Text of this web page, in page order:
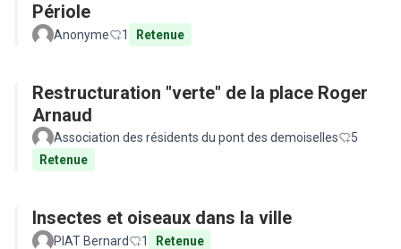
Périole
Anonyme 1 Retenue
Restructuration "verte" de la place Roger
Arnaud
Association des résidents du pont des demoiselles
5
Retenue
Insectes et oiseaux dans la ville
PIAT Bernard 1 Retenue